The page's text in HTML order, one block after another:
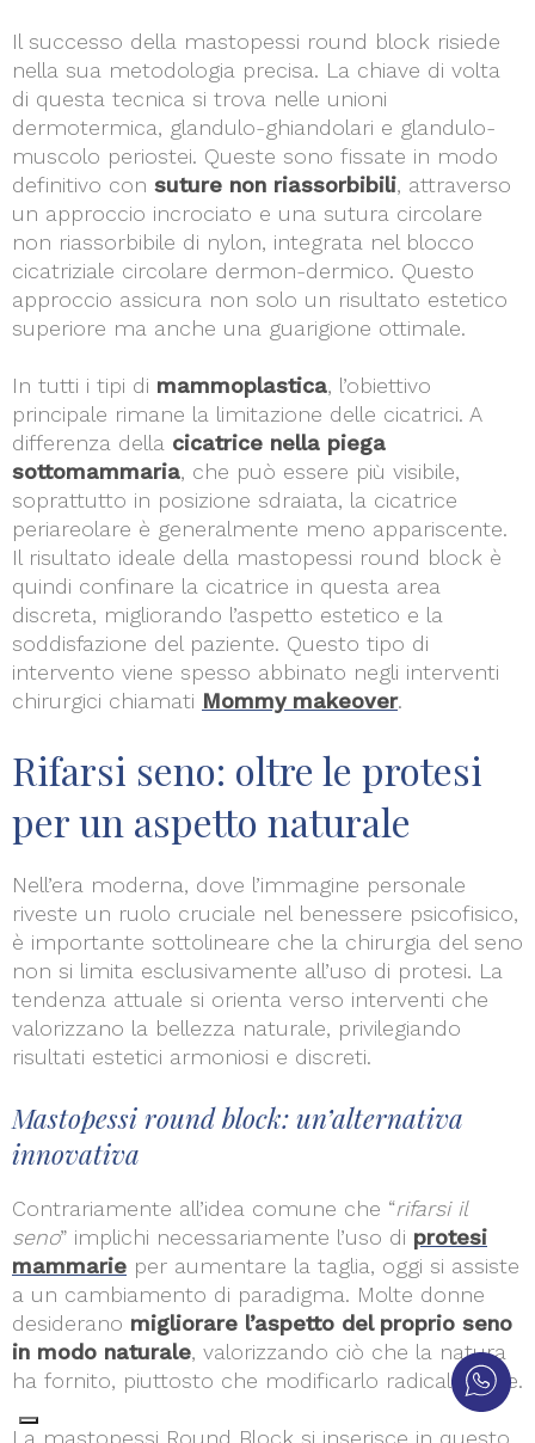
Il successo della mastopessi round block risiede
nella sua metodologia precisa. La chiave di volta
di questa tecnica si trova nelle unioni
dermotermica, glandulo-ghiandolari e glandulo-
muscolo periostei. Queste sono fissate in modo
definitivo con suture non riassorbibili, attraverso
un approccio incrociato e una sutura circolare
non riassorbibile di nylon, integrata nel blocco
cicatriziale circolare dermon-dermico. Questo
approccio assicura non solo un risultato estetico
superiore ma anche una guarigione ottimale.
In tutti i tipi di mammoplastica, l’obiettivo
principale rimane la limitazione delle cicatrici. A
differenza della cicatrice nella piega
sottomammaria, che può essere più visibile,
soprattutto in posizione sdraiata, la cicatrice
periareolare è generalmente meno appariscente.
Il risultato ideale della mastopessi round block è
quindi confinare la cicatrice in questa area
discreta, migliorando l’aspetto estetico e la
soddisfazione del paziente. Questo tipo di
intervento viene spesso abbinato negli interventi
chirurgici chiamati Mommy makeover.
Rifarsi seno: oltre le protesi
per un aspetto naturale
Nell’era moderna, dove l’immagine personale
riveste un ruolo cruciale nel benessere psicofisico,
è importante sottolineare che la chirurgia del seno
non si limita esclusivamente all’uso di protesi. La
tendenza attuale si orienta verso interventi che
valorizzano la bellezza naturale, privilegiando
risultati estetici armoniosi e discreti.
Mastopessi round block: un’alternativa
innovativa
Contrariamente all’idea comune che “rifarsi il
seno” implichi necessariamente l’uso di protesi
mammarie per aumentare la taglia, oggi si assiste
a un cambiamento di paradigma. Molte donne
desiderano migliorare l’aspetto del proprio seno
in modo naturale, valorizzando ciò che la natura
ha fornito, piuttosto che modificarlo radicalmente.
La mastopessi Round Block si inserisce in questo